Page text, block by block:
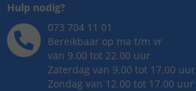
Hulp nodig?
073 704 11 01
Bereikbaar op ma t/m vr
van 9.00 tot 22.00 uur
Zaterdag van 9.00 tot 17.00 uur
Zondag van 12.00 tot 17.00 uur